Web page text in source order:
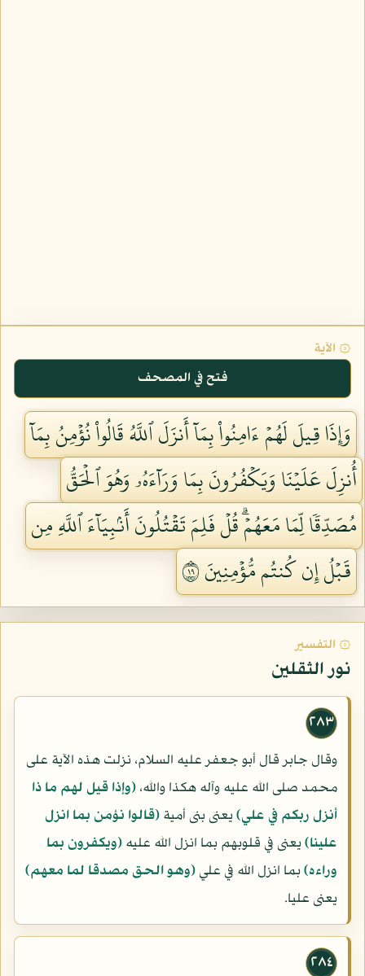
۞ الآية
فتح في المصحف
وَإِذَا قِيلَ لَهُمۡ ءَامِنُواْ بِمَآ أَنزَلَ ٱللَّهُ قَالُواْ نُؤۡمِنُ بِمَآ
أُنزِلَ عَلَيۡنَا وَيَكۡفُرُونَ بِمَا وَرَآءَهُۥ وَهُوَ ٱلۡحَقُّ
مُصَدِّقٗا لِّمَا مَعَهُمۡۗ قُلۡ فَلِمَ تَقۡتُلُونَ أَنۢبِيَآءَ ٱللَّهِ مِن
قَبۡلُ إِن كُنتُم مُّؤۡمِنِينَ ٩١
۞ التفسير
نور الثقلين
٢٨٣
وقال جابر قال أبو جعفر عليه السلام، نزلت هذه الآية على
محمد صلى الله عليه وآله هكذا والله، (وإذا قيل لهم ما ذا
أنزل ربكم في علي)يعنى بنى أمية (قالوا نؤمن بما انزل
علينا)يعنى في قلوبهم بما انزل الله عليه (ويكفرون بما
وراءه)بما انزل الله في علي(وهو الحق مصدقا لما معهم)
يعنى عليا.
٢٨٤